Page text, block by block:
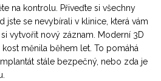
na kontrolu. Přiveďte si všechny
jste se nevybírali v klinice, která vám
vytvořit nový záznam. Moderní 3D
kost měnila během let. To pomáhá
stále bezpečný, nebo zda je